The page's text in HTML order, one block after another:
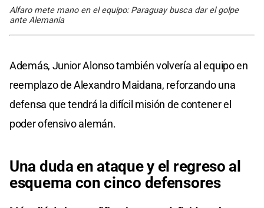
Alfaro mete mano en el equipo: Paraguay busca dar el golpe
ante Alemania
Además, Junior Alonso también volvería al equipo en
reemplazo de Alexandro Maidana, reforzando una
defensa que tendrá la difícil misión de contener el
poder ofensivo alemán.
Una duda en ataque y el regreso al
esquema con cinco defensores